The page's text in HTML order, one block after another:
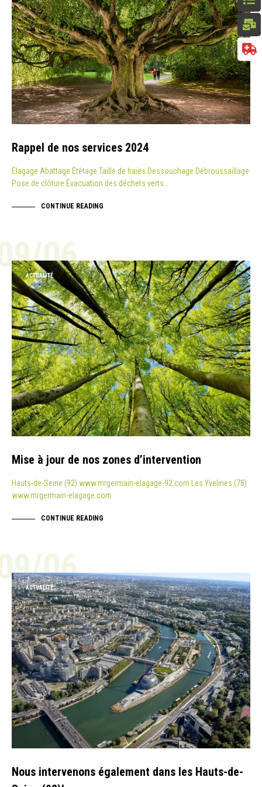
Rappel de nos services 2024
Élagage Abattage Étêtage Taille de haies Dessouchage Débroussaillage
Pose de clôture Évacuation des déchets verts…
CONTINUE READING
06
ACTUALITÉ
Mise à jour de nos zones d’intervention
Hauts-de-Seine (92) www.mrgermain-elagage-92.com Les Yvelines (78)
www.mrgermain-elagage.com
CONTINUE READING
06
ACTUALITÉ
Nous intervenons également dans les Hauts-de-